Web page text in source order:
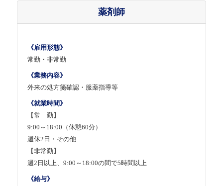
薬剤師
《雇用形態》
常勤・非常勤
《業務内容》
外来の処方箋確認・服薬指導等
《就業時間》
【常 勤】
9:00～18:00（休憩60分）
週休2日・その他
【非常勤】
週2日以上、9:00～18:00の間で5時間以上
《給与》